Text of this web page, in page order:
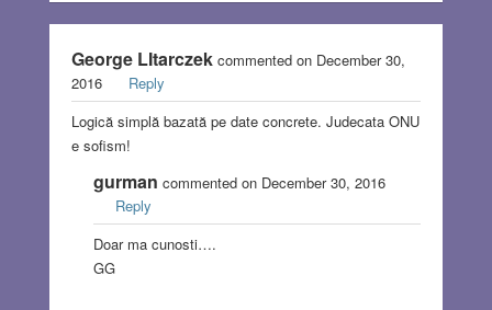
George LItarczekcommented on December 30,
2016
Reply
Logică simplă bazată pe date concrete. Judecata ONU
e sofism!
gurman commented on December 30, 2016
Reply
Doar ma cunosti….
GG